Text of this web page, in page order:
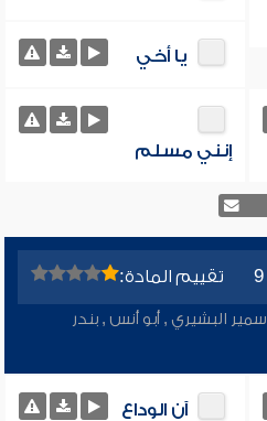
يا أخي
إنني مسلم
تقييم المادة:
سمير البشيري ,أبو أنس ,بندر
آن الوداع